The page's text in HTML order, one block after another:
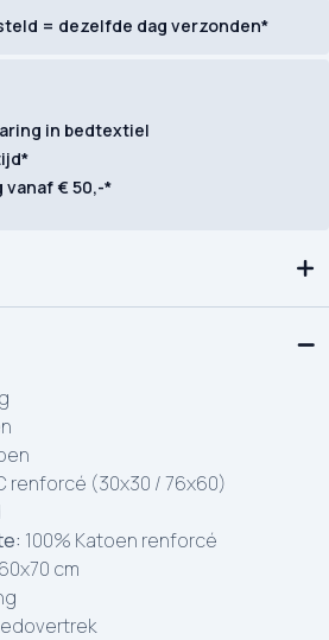
= dezelfde dag verzonden*
in bedtextiel
vanaf € 50,-*
renforcé (30x30 / 76x60)
100% Katoen renforcé
cm